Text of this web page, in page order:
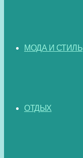
МОДА И СТИЛЬ
ОТДЫХ